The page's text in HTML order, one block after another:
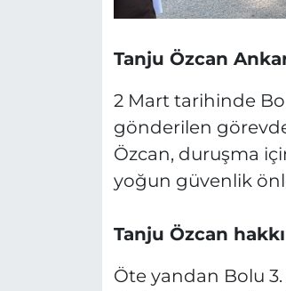
Tanju Özcan
2 Mart tarihinde
gönderilen
Özcan, duruşma
yoğun güvenlik
Tanju Özcan
Öte yandan Bolu